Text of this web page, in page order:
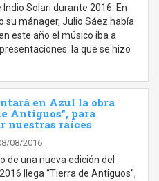
Solari durante 2016. En
su mánager, Julio Sáez había
este año el músico iba a
la que se hizo
en Azul la obra
Antiguos”, para
nuestras raíces
08/2016
de una nueva edición del
llega “Tierra de Antiguos”,